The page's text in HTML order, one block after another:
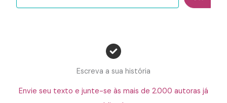
Escreva a sua história
Envie seu texto e junte-se às mais de 2.000 autoras já